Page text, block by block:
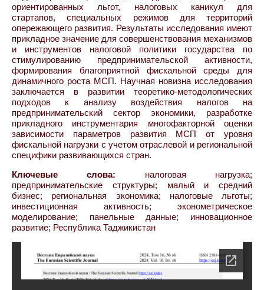
ориентированных льгот, налоговых каникул для
стартапов, специальных режимов для территорий
опережающего развития. Результаты исследования имеют
прикладное значение для совершенствования механизмов
и инструментов налоговой политики государства по
стимулированию предпринимательской активности,
формирования благоприятной фискальной среды для
динамичного роста МСП. Научная новизна исследования
заключается в развитии теоретико-методологических
подходов к анализу воздействия налогов на
предпринимательский сектор экономики, разработке
прикладного инструментария многофакторной оценки
зависимости параметров развития МСП от уровня
фискальной нагрузки с учетом отраслевой и региональной
специфики развивающихся стран.
Ключевые слова: налоговая нагрузка;
предпринимательские структуры; малый и средний
бизнес; региональная экономика; налоговые льготы;
инвестиционная активность; эконометрическое
моделирование; панельные данные; инновационное
развитие; Республика Таджикистан